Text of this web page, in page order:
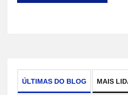
ÚLTIMAS DO BLOG MAIS